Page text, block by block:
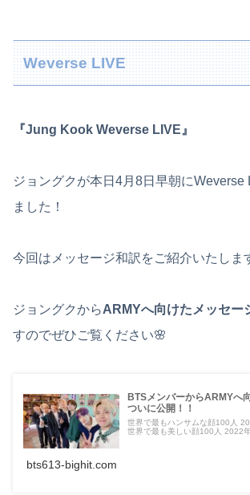
Weverse LIVE
『Jung Kook Weverse LIVE』
ジョングクが本日4月8日早朝にWeverse
ました！
今回はメッセージ和訳をご紹介いたしま
ジョングクからARMYへ向けたメッセー
すのでぜひご覧ください🌸
BTSメンバーからARMYへ
ついに公開！！
世界で最もハンサムな顔100人
世界で最も美しい顔100人 2022年
bts613-bighit.com